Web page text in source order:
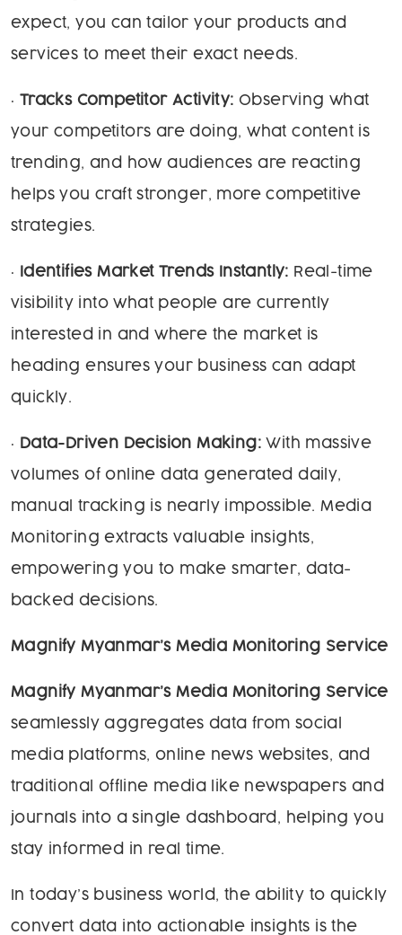
expect, you can tailor your products and
services to meet their exact needs.
• Tracks Competitor Activity: Observing what
your competitors are doing, what content is
trending, and how audiences are reacting
helps you craft stronger, more competitive
strategies.
• Identifies Market Trends Instantly: Real-time
visibility into what people are currently
interested in and where the market is
heading ensures your business can adapt
quickly.
• Data-Driven Decision Making: With massive
volumes of online data generated daily,
manual tracking is nearly impossible. Media
Monitoring extracts valuable insights,
empowering you to make smarter, data-
backed decisions.
Magnify Myanmar’s Media Monitoring Service
Magnify Myanmar’s Media Monitoring Service
seamlessly aggregates data from social
media platforms, online news websites, and
traditional offline media like newspapers and
journals into a single dashboard, helping you
stay informed in real time.
In today’s business world, the ability to quickly
convert data into actionable insights is the